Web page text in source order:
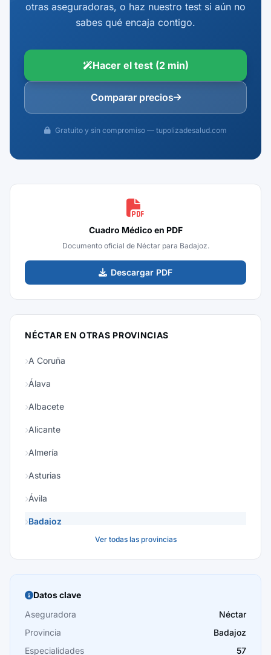
otras aseguradoras, o haz nuestro test si aún no
sabes qué encaja contigo.
Hacer el test (2 min)
Comparar precios
Gratuito y sin compromiso — tupolizadesalud.com
Cuadro Médico en PDF
Documento oficial de Néctar para Badajoz.
Descargar PDF
NÉCTAR EN OTRAS PROVINCIAS
A Coruña
Álava
Albacete
Alicante
Almería
Asturias
Ávila
Badajoz
Burgos
Cáceres
Cádiz
Ver todas las provincias
Datos clave
Aseguradora
Néctar
Provincia
Badajoz
Especialidades
57